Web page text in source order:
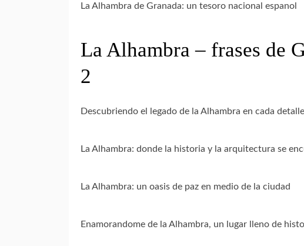
La Alhambra de Granada: un tesoro nacional espanol
La Alhambra – frases de
2
Descubriendo el legado de la Alhambra en cada detalle
La Alhambra: donde la historia y la arquitectura se
La Alhambra: un oasis de paz en medio de la ciudad
Enamorandome de la Alhambra, un lugar lleno de